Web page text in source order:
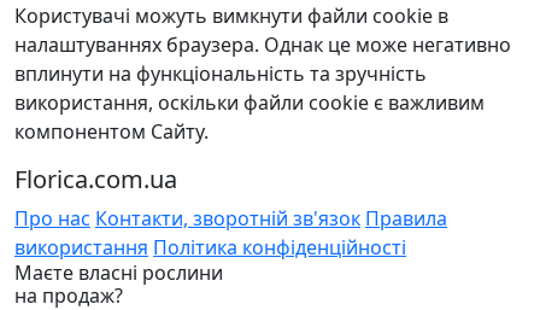
Користувачі можуть вимкнути файли cookie в
налаштуваннях браузера. Однак це може негативно
вплинути на функціональність та зручність
використання, оскільки файли cookie є важливим
компонентом Сайту.
Florica.com.ua
Про нас Контакти, зворотній зв'язок Правила
використання Політика конфіденційності
Маєте власні рослини
на продаж?